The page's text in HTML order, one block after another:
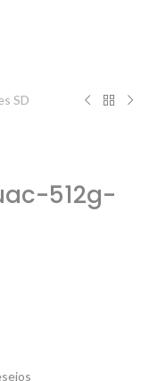
SD
512g-